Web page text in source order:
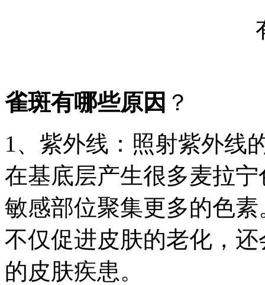
雀斑有哪些原因 ？
1、紫外线：照射紫外线
在基底层产生很多麦拉
敏感部位聚集更多的色
不仅促进皮肤的老化，
的皮肤疾患。